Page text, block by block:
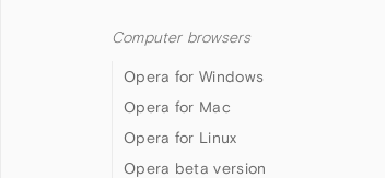
Computer browsers
Opera for Windows
Opera for Mac
Opera for Linux
Opera beta version